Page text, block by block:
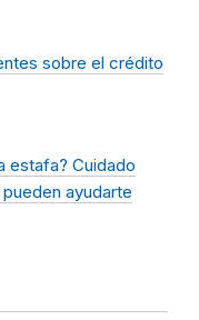
sobre el crédito
estafa? Cuidado
ayudarte